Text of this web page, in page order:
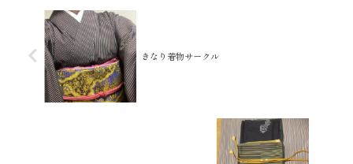
は、「着物を着るハードルを下
げたい」「自分で着物を着たい
気持ちを応援したい...
きなり着物サークル